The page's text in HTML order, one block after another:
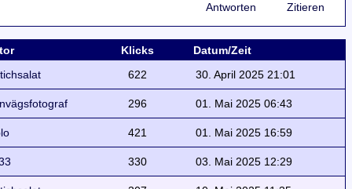
Antworten Zitieren
Klicks Datum/Zeit
622 30. April 2025 21:01
296 01. Mai 2025 06:43
421 01. Mai 2025 16:59
330 03. Mai 2025 12:29